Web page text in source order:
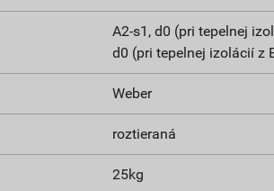
A2-s1, d0 (pri tepelnej
d0 (pri tepelnej izolácií z
Weber
roztieraná
25kg